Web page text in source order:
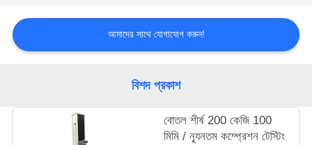
উদ্ধৃতির
জন্য
আমাদের সাথে যোগাযোগ করুন!
বিশদ প্রকাশ
বোতল শীর্ষ 200 কেজি 100
মিমি / ন্যূনতম কম্প্রেশন টেস্টিং